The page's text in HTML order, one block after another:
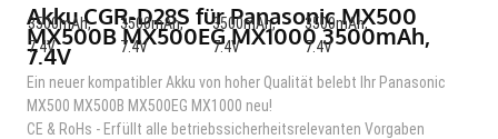
Akku CGR-D28S für Panasonic MX500
MX500B MX500EG MX1000 3500mAh,
7.4V
Ein neuer kompatibler Akku von hoher Qualität belebt Ihr Panasonic
MX500 MX500B MX500EG MX1000 neu!
CE & RoHs - Erfüllt alle betriebssicherheitsrelevanten Vorgaben